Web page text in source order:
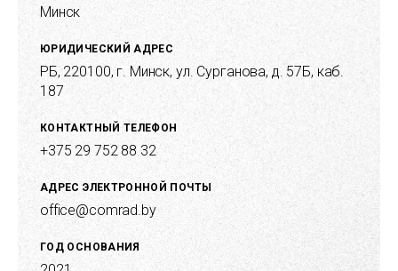
Минск
ЮРИДИЧЕСКИЙ АДРЕС
РБ, 220100, г. Минск, ул. Сурганова, д. 57Б, каб.
187
КОНТАКТНЫЙ ТЕЛЕФОН
+375 29 752 88 32
АДРЕС ЭЛЕКТРОННОЙ ПОЧТЫ
office@comrad.by
ГОД ОСНОВАНИЯ